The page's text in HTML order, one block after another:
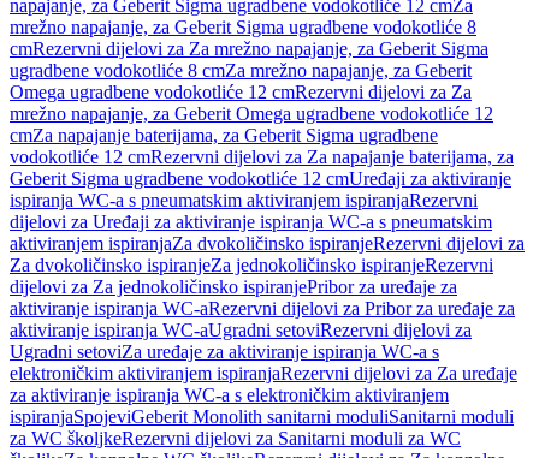
napajanje, za Geberit Sigma ugradbene vodokotliće 12 cmZa
mrežno napajanje, za Geberit Sigma ugradbene vodokotliće 8
cmRezervni dijelovi za Za mrežno napajanje, za Geberit Sigma
ugradbene vodokotliće 8 cmZa mrežno napajanje, za Geberit
Omega ugradbene vodokotliće 12 cmRezervni dijelovi za Za
mrežno napajanje, za Geberit Omega ugradbene vodokotliće 12
cmZa napajanje baterijama, za Geberit Sigma ugradbene
vodokotliće 12 cmRezervni dijelovi za Za napajanje baterijama, za
Geberit Sigma ugradbene vodokotliće 12 cmUređaji za aktiviranje
ispiranja WC-a s pneumatskim aktiviranjem ispiranjaRezervni
dijelovi za Uređaji za aktiviranje ispiranja WC-a s pneumatskim
aktiviranjem ispiranjaZa dvokoličinsko ispiranjeRezervni dijelovi za
Za dvokoličinsko ispiranjeZa jednokoličinsko ispiranjeRezervni
dijelovi za Za jednokoličinsko ispiranjePribor za uređaje za
aktiviranje ispiranja WC-aRezervni dijelovi za Pribor za uređaje za
aktiviranje ispiranja WC-aUgradni setoviRezervni dijelovi za
Ugradni setoviZa uređaje za aktiviranje ispiranja WC-a s
elektroničkim aktiviranjem ispiranjaRezervni dijelovi za Za uređaje
za aktiviranje ispiranja WC-a s elektroničkim aktiviranjem
ispiranjaSpojeviGeberit Monolith sanitarni moduliSanitarni moduli
za WC školjkeRezervni dijelovi za Sanitarni moduli za WC